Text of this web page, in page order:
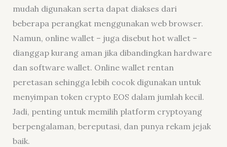
mudah digunakan serta dapat diakses dari
beberapa perangkat menggunakan web browser.
Namun, online wallet– juga disebut hot wallet–
dianggap kurang aman jika dibandingkan hardware
dan software wallet. Online walletrentan
peretasan sehingga lebih cocok digunakan untuk
menyimpan token crypto EOS dalam jumlah kecil.
Jadi, penting untuk memilih platform cryptoyang
berpengalaman, bereputasi, dan punya rekam jejak
baik.